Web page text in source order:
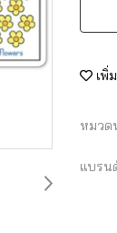
เพิ่
หมวด
แบรน